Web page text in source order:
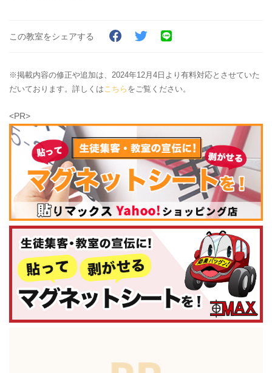
この教室をシェアする
※掲載内容の修正や追加は、2024年12月4日より有料対応とさせていた
だいております。詳しくは こちら をご覧ください。
<PR>